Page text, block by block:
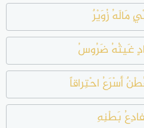
مَالَهُ زُوَيْرٌ
غَيثُهُ ضَرُوسُ
أسْرَعُ احْتِراقاً
بَطْنِهِ